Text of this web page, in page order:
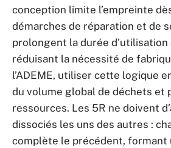
conception limite l’empreinte
démarches de réparation et de
prolongent la durée d’utilisation
réduisant la nécessité de
l’ADEME, utiliser cette logique
du volume global de déchets et
ressources. Les 5R ne doivent
dissociés les uns des autres :
complète le précédent, formant